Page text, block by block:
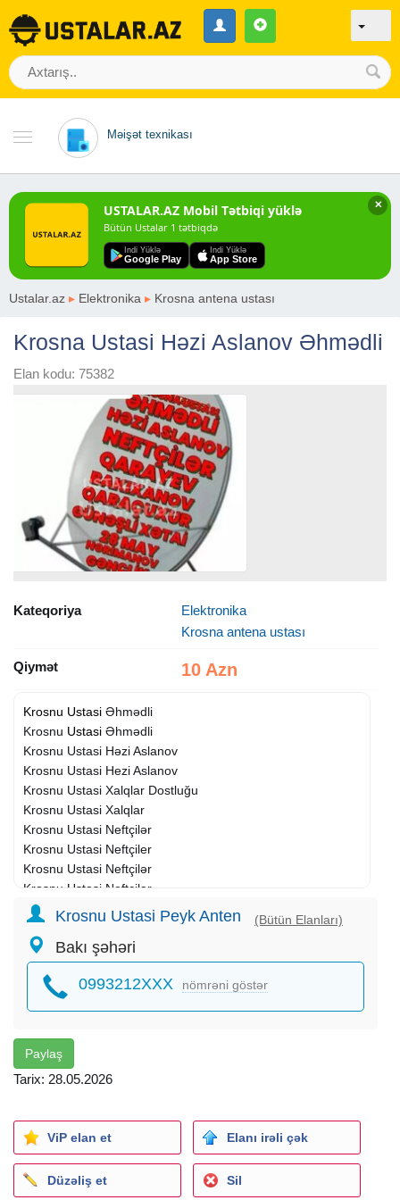
Məişət texnikası
✕
USTALAR.AZ Mobil Tətbiqi yüklə
Bütün Ustalar 1 tətbiqdə
Indi Yüklə
Google Play
Indi Yüklə
App Store
Ustalar.az ▸ Elektronika ▸ Krosna antena ustası
Krosna Ustasi Həzi Aslanov Əhmədli
Elan kodu: 75382
Kateqoriya
Elektronika
Krosna antena ustası
Qiymət 10 Azn
Krosnu Ustasi Əhmədli
Krosnu Ustasi Əhmədli
Krosnu Ustasi Həzi Aslanov
Krosnu Ustasi Hezi Aslanov
Krosnu Ustasi Xalqlar Dostluğu
Krosnu Ustasi Xalqlar
Krosnu Ustasi Neftçilər
Krosnu Ustasi Neftçiler
Krosnu Ustasi Neftçilər
Krosnu Ustasi Neftçilər
Krosnu Ustasi Qara Qarayev
Krosnu Ustasi Bakixanov
Krosnu Ustasi Bakıxanov
Krosnu Ustasi Razin
Krosnu Ustasi Razni
Krosnu Ustasi Qaraçuxur
Krosnu Ustasi Yeni Günəşli
Krosnu Ustasi Yeni Güneşli
Krosnu Ustasi Köhne Güneşli
Krosnu Ustasi Günəsli
Krosnu Ustasi Günesli
Krosnu Ustasi Xətai
Krosnu Ustasi Peyk Anten (Bütün Elanları)
Bakı şəhəri
0993212XXX nömrəni göstər
Paylaş
Tarix: 28.05.2026
ViP elan et Elanı irəli çək
Düzəliş et Sil